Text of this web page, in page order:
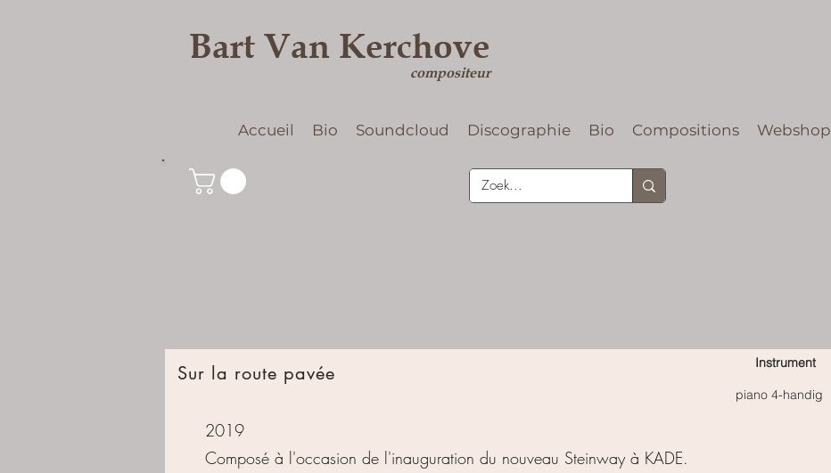
Bart Van Kerchove
compositeur
Accueil Bio Soundcloud Discographie Bio Compositions Webshop
Sur la route pavée Instrument
2019
Composé à l'occasion de l'inauguration du nouveau Steinway à KADE.
piano 4-handig